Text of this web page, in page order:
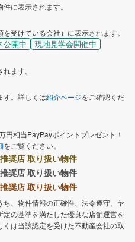
に表示されます。
受けている会社）に表示されます。
公開中
現地見学会開催中
ます。
す。詳しくは紹介ページをご確認くだ
円相当PayPayポイントプレゼント！
をご覧ください。
奨店 取り扱い物件
奨店 取り扱い物件
奨店 取り扱い物件
、物件情報の正確性、法令遵守、ヤ
の基準を満たした優良な店舗運営を
は当該認定を受けた不動産会社の取